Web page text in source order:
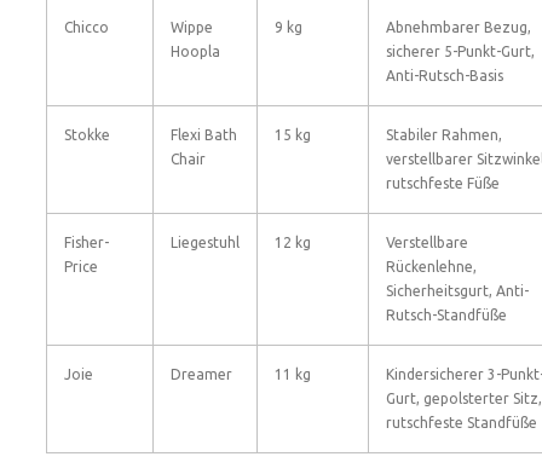
Chicco
Wippe
Hoopla
9 kg
Abnehmbarer Bezug,
sicherer 5-Punkt-Gurt,
Anti-Rutsch-Basis
Stokke
Flexi Bath
Chair
15 kg
Stabiler Rahmen,
verstellbarer
rutschfeste Füße
Fisher-
Price
Liegestuhl 12 kg
Verstellbare
Rückenlehne,
Sicherheitsgurt, Anti-
Rutsch-Standfüße
Joie Dreamer 11 kg
Kindersicherer 3-
Gurt, gepolsterter Sitz,
rutschfeste Standfüße